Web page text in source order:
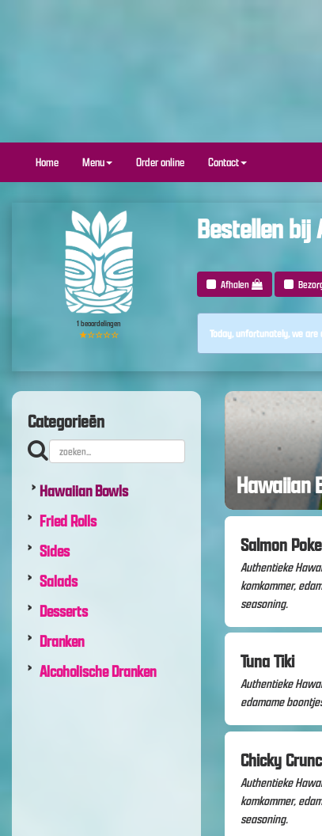
Home Menu Order online Contact
1 beoordelingen
★☆☆☆☆
Bestellen bij
Afhalen
Today, unfortunately, we are
Categorieën
Hawaiian Bowls
Fried Rolls
Sides
Salads
Desserts
Dranken
Alcoholische Dranken
Hawaiian
Salmon Poke
Authentieke
komkommer,
seasoning.
Tuna Tiki
Authentieke
edamame
Chicky
Authentieke
komkommer,
seasoning.